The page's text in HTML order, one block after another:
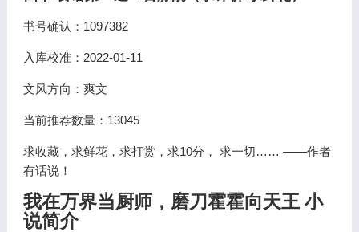
书号确认：1097382
入库校准：2022-01-11
文风方向：爽文
当前推荐数量：13045
求收藏，求鲜花，求打赏，求10分， 求一切…… ——作者
有话说！
我在万界当厨师，磨刀霍霍向天王 小
说简介